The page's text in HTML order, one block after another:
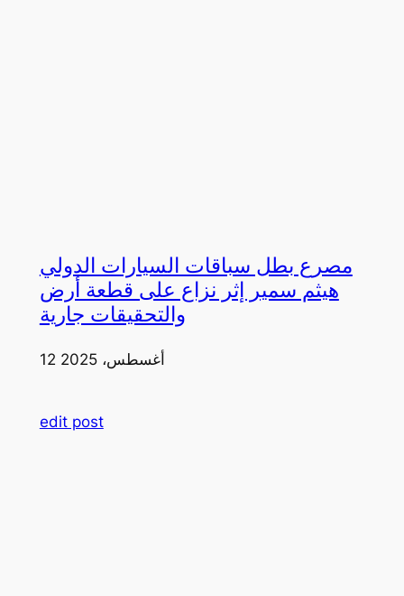
مصرع بطل سباقات السيارات الدولي
هيثم سمير إثر نزاع على قطعة أرض
والتحقيقات جارية
12 أغسطس، 2025
edit post